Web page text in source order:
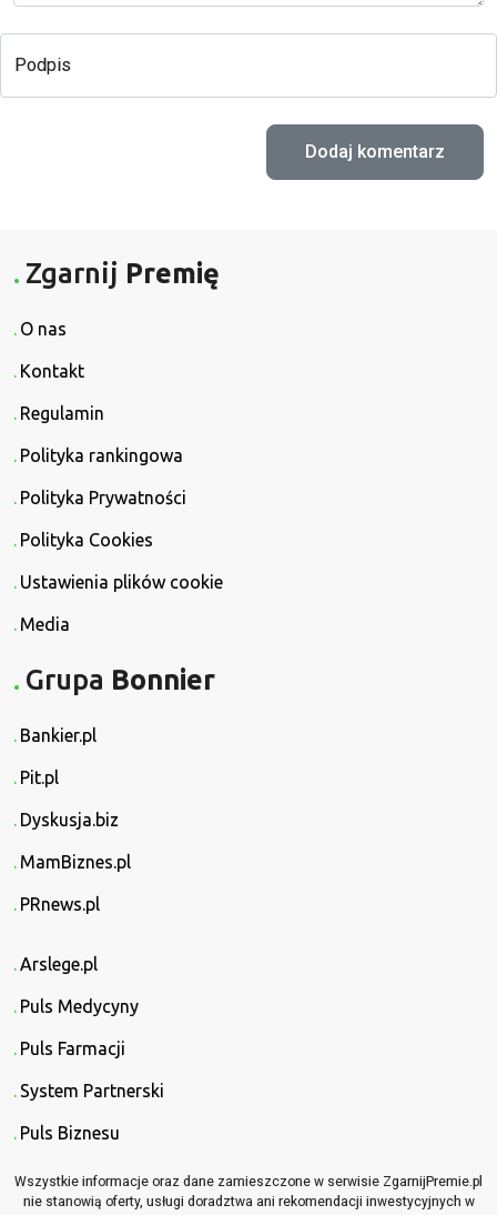
Podpis
Zgarnij Premię
O nas
Kontakt
Regulamin
Polityka rankingowa
Polityka Prywatności
Polityka Cookies
Ustawienia plików cookie
Media
Grupa Bonnier
Bankier.pl
Pit.pl
Dyskusja.biz
MamBiznes.pl
PRnews.pl
Arslege.pl
Puls Medycyny
Puls Farmacji
System Partnerski
Puls Biznesu
Wszystkie informacje oraz dane zamieszczone w serwisie ZgarnijPremie.pl
nie stanowią oferty, usługi doradztwa ani rekomendacji inwestycyjnych w